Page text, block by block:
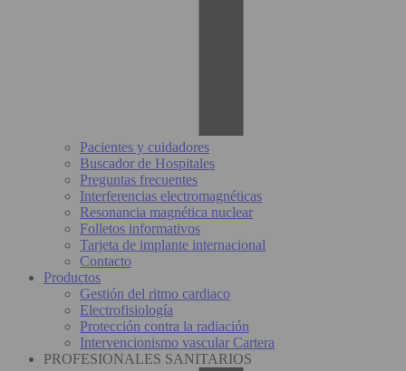
Pacientes y cuidadores
Buscador de Hospitales
Preguntas frecuentes
Interferencias electromagnéticas
Resonancia magnética nuclear
Folletos informativos
Tarjeta de implante internacional
Contacto
Productos
Gestión del ritmo cardiaco
Electrofisiología
Protección contra la radiación
Intervencionismo vascular Cartera
PROFESIONALES SANITARIOS